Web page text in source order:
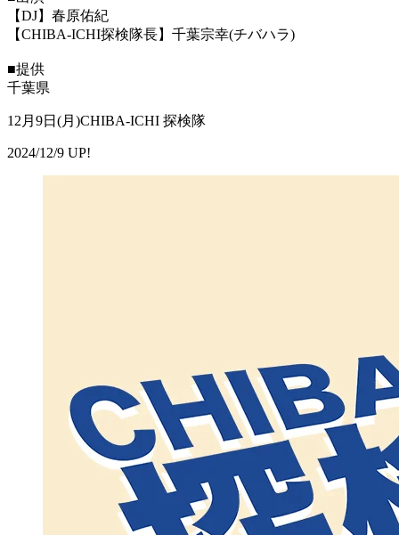
【DJ】春原佑紀
【CHIBA-ICHI探検隊長】千葉宗幸(チバハラ)
■提供
千葉県
12月9日(月)CHIBA-ICHI 探検隊
2024/12/9 UP!